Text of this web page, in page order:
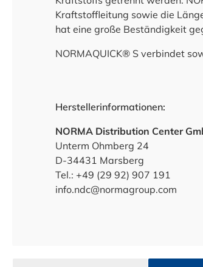
Kraftstoffleitung sowie die
hat eine große Beständigkeit
NORMAQUICK® S verbindet
Herstellerinformationen:
NORMA Distribution Center
Unterm Ohmberg 24
D-34431 Marsberg
Tel.: +49 (29 92) 907 191
info.ndc@normagroup.com